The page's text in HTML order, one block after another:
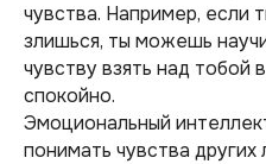
чувства. Например, если
злишься, ты можешь
чувству взять над тобой
спокойно.
Эмоциональный
понимать чувства